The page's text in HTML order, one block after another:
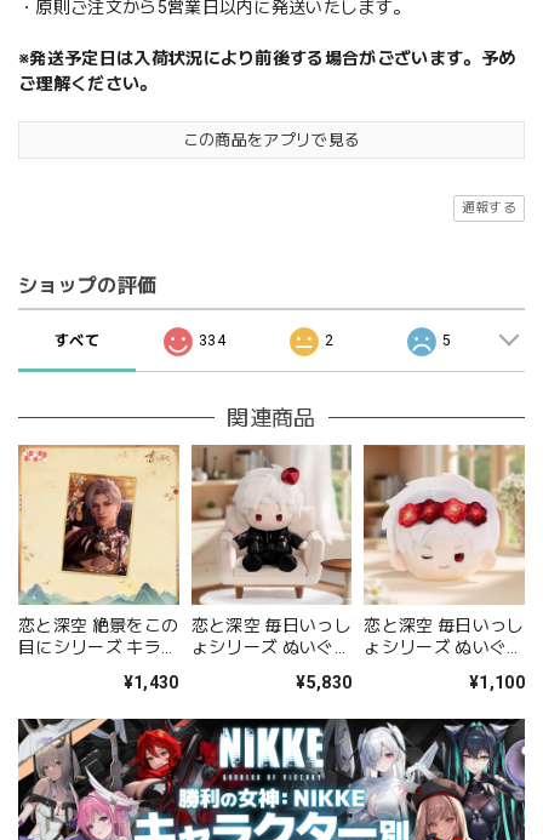
・原則ご注文から5営業日以内に発送いたします。
※発送予定日は入荷状況により前後する場合がございます。予め
ご理解ください。
この商品をアプリで見る
通報する
ショップの評価
すべて 334 2 5
関連商品
恋と深空 絶景をこの
目にシリーズ キラキ
¥1,430
恋と深空 毎日いっし
ょシリーズ ぬいぐる
¥5,830
恋と深空 毎日いっし
ょシリーズ ぬいぐる
¥1,100